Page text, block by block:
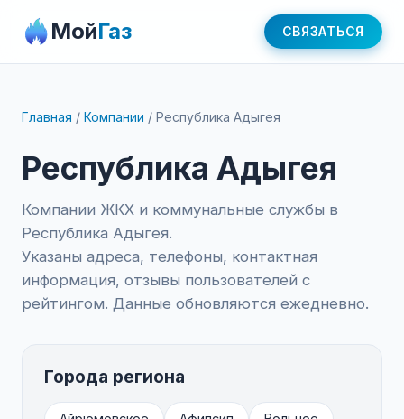
МойГаз СВЯЗАТЬСЯ
Главная / Компании / Республика Адыгея
Республика Адыгея
Компании ЖКХ и коммунальные службы в
Республика Адыгея.
Указаны адреса, телефоны, контактная
информация, отзывы пользователей с
рейтингом. Данные обновляются ежедневно.
Города региона